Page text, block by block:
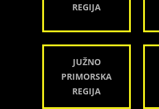
REGIJA
JUŽNO
PRIMORSKA
REGIJA